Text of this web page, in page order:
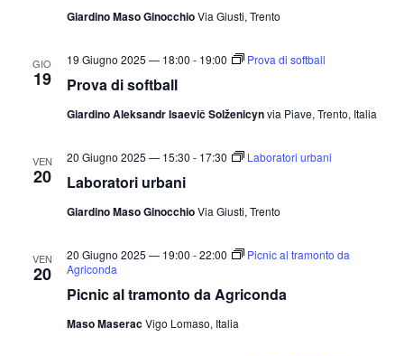
Giardino Maso GinocchioVia Giusti, Trento
GIO
19 Prova di softball
19 Giugno 2025 — 18:00 - 19:00 Prova di softball
Giardino Aleksandr Isaevič Solženicynvia Piave, Trento, Italia
VEN
20 Laboratori urbani
20 Giugno 2025 — 15:30 - 17:30 Laboratori urbani
Giardino Maso GinocchioVia Giusti, Trento
VEN
20
Picnic al tramonto da Agriconda
20 Giugno 2025 — 19:00 -22:00
Picnic al tramonto da
Agriconda
Maso MaseracVigo Lomaso, Italia